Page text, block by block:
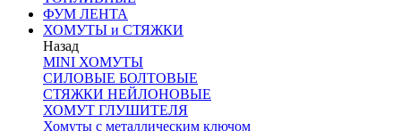
ФУМ ЛЕНТА
ХОМУТЫ и СТЯЖКИ
Назад
MINI ХОМУТЫ
СИЛОВЫЕ БОЛТОВЫЕ
СТЯЖКИ НЕЙЛОНОВЫЕ
ХОМУТ ГЛУШИТЕЛЯ
Хомуты с металлическим ключом